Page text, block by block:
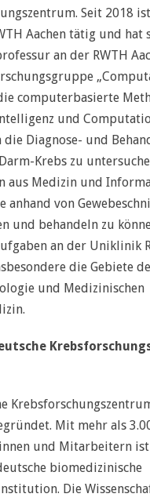
Seit 2018
Aachen tätig und hat
an der RWTH
computerbasierte
und
Diagnose- und
Krebs zu
aus Medizin und
anhand von
und behandeln zu
an der Uniklinik
die Gebiete
und Medizinischen
Mit mehr als
und Mitarbeitern
biomedizinische
Die